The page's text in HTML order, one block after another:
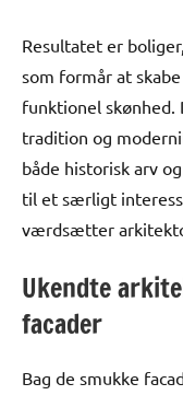
Resultatet er
som formår at
funktionel skønhed.
tradition og
både historisk arv
til et særligt
værdsætter
Ukendte
facader
Bag de smukke